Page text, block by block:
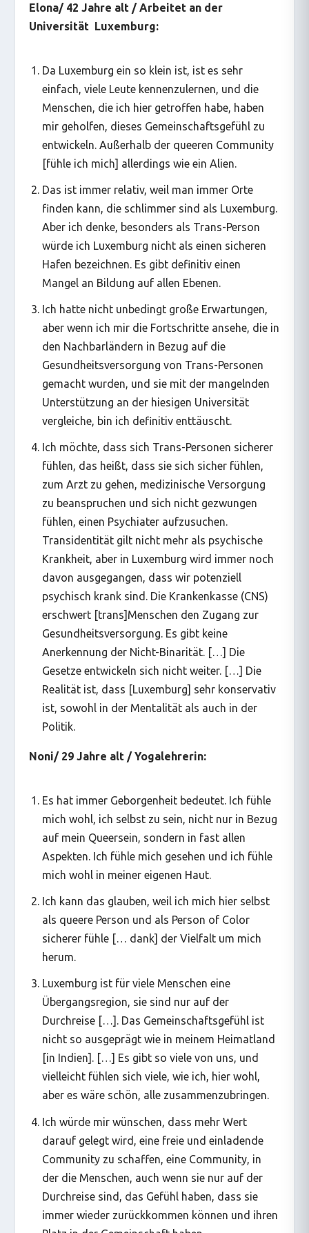
Elona/ 42 Jahre alt / Arbeitet an der
Universität Luxemburg:
Da Luxemburg ein so klein ist, ist es sehr
einfach, viele Leute kennenzulernen, und die
Menschen, die ich hier getroffen habe, haben
mir geholfen, dieses Gemeinschaftsgefühl zu
entwickeln. Außerhalb der queeren Community
[fühle ich mich] allerdings wie ein Alien.
Das ist immer relativ, weil man immer Orte
finden kann, die schlimmer sind als Luxemburg.
Aber ich denke, besonders als Trans-Person
würde ich Luxemburg nicht als einen sicheren
Hafen bezeichnen. Es gibt definitiv einen
Mangel an Bildung auf allen Ebenen.
Ich hatte nicht unbedingt große Erwartungen,
aber wenn ich mir die Fortschritte ansehe, die in
den Nachbarländern in Bezug auf die
Gesundheitsversorgung von Trans-Personen
gemacht wurden, und sie mit der mangelnden
Unterstützung an der hiesigen Universität
vergleiche, bin ich definitiv enttäuscht.
Ich möchte, dass sich Trans-Personen sicherer
fühlen, das heißt, dass sie sich sicher fühlen,
zum Arzt zu gehen, medizinische Versorgung
zu beanspruchen und sich nicht gezwungen
fühlen, einen Psychiater aufzusuchen.
Transidentität gilt nicht mehr als psychische
Krankheit, aber in Luxemburg wird immer noch
davon ausgegangen, dass wir potenziell
psychisch krank sind. Die Krankenkasse (CNS)
erschwert [trans]Menschen den Zugang zur
Gesundheitsversorgung. Es gibt keine
Anerkennung der Nicht-Binarität. […] Die
Gesetze entwickeln sich nicht weiter. […] Die
Realität ist, dass [Luxemburg] sehr konservativ
ist, sowohl in der Mentalität als auch in der
Politik.
Noni/ 29 Jahre alt / Yogalehrerin:
Es hat immer Geborgenheit bedeutet. Ich fühle
mich wohl, ich selbst zu sein, nicht nur in Bezug
auf mein Queersein, sondern in fast allen
Aspekten. Ich fühle mich gesehen und ich fühle
mich wohl in meiner eigenen Haut.
Ich kann das glauben, weil ich mich hier selbst
als queere Person und als Person of Color
sicherer fühle [… dank] der Vielfalt um mich
herum.
Luxemburg ist für viele Menschen eine
Übergangsregion, sie sind nur auf der
Durchreise […]. Das Gemeinschaftsgefühl ist
nicht so ausgeprägt wie in meinem Heimatland
[in Indien]. […] Es gibt so viele von uns, und
vielleicht fühlen sich viele, wie ich, hier wohl,
aber es wäre schön, alle zusammenzubringen.
Ich würde mir wünschen, dass mehr Wert
darauf gelegt wird, eine freie und einladende
Community zu schaffen, eine Community, in
der die Menschen, auch wenn sie nur auf der
Durchreise sind, das Gefühl haben, dass sie
immer wieder zurückkommen können und ihren